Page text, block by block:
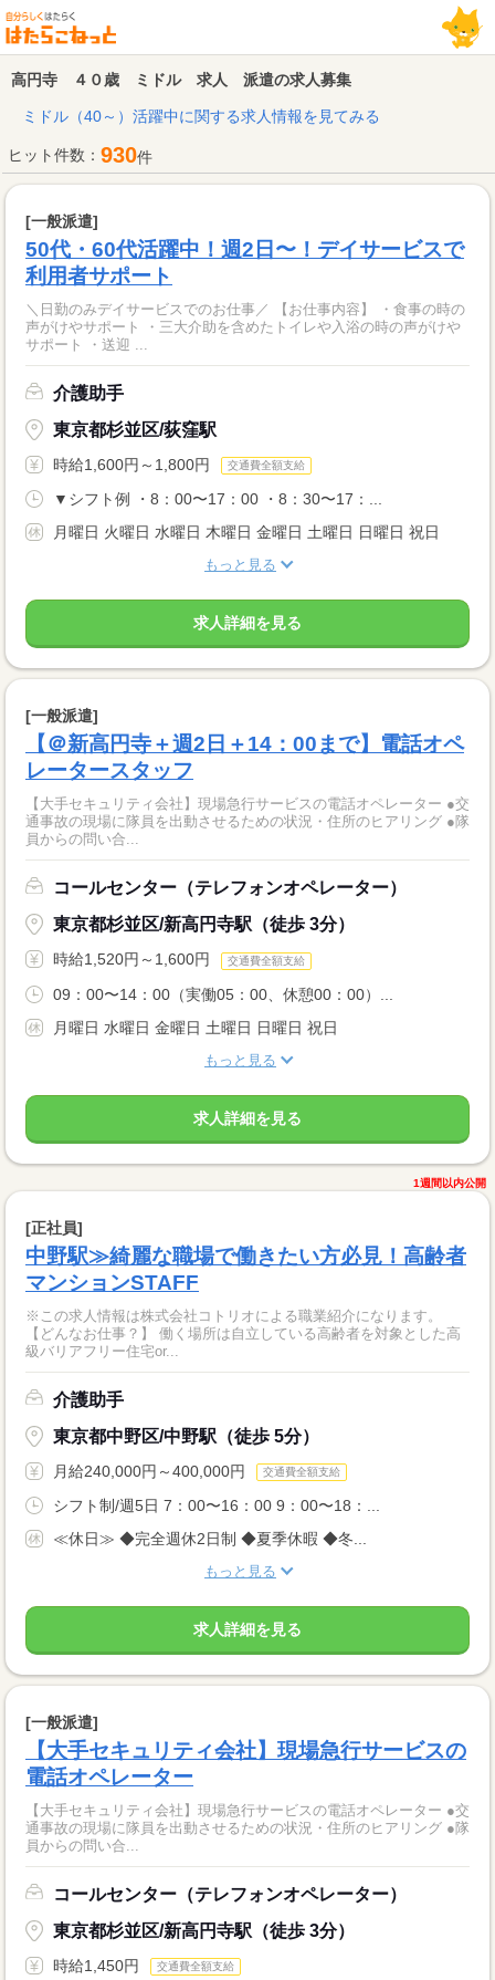
高円寺 ４０歳 ミドル 求人 派遣の求人募集
ミドル（40～）活躍中に関する求人情報を見てみる
ヒット件数： 930件
[一般派遣]
50代・60代活躍中！週2日〜！デイサービスで
利用者サポート
＼日勤のみデイサービスでのお仕事／ 【お仕事内容】 ・食事の時の
声がけやサポート ・三大介助を含めたトイレや入浴の時の声がけや
サポート ・送迎 ...
介護助手
東京都杉並区/荻窪駅
時給1,600円～1,800円 交通費全額支給
▼シフト例 ・8：00〜17：00 ・8：30〜17：...
月曜日 火曜日 水曜日 木曜日 金曜日 土曜日 日曜日 祝日
もっと見る
求人詳細を見る
[一般派遣]
【＠新高円寺＋週2日＋14：00まで】電話オペ
レータースタッフ
【大手セキュリティ会社】現場急行サービスの電話オペレーター ●交
通事故の現場に隊員を出動させるための状況・住所のヒアリング ●隊
員からの問い合...
コールセンター（テレフォンオペレーター）
東京都杉並区/新高円寺駅（徒歩 3分）
時給1,520円～1,600円 交通費全額支給
09：00〜14：00（実働05：00、休憩00：00）...
月曜日 水曜日 金曜日 土曜日 日曜日 祝日
もっと見る
求人詳細を見る
1週間以内公開
[正社員]
中野駅≫綺麗な職場で働きたい方必見！高齢者
マンションSTAFF
※この求人情報は株式会社コトリオによる職業紹介になります。
【どんなお仕事？】 働く場所は自立している高齢者を対象とした高
級バリアフリー住宅or...
介護助手
東京都中野区/中野駅（徒歩 5分）
月給240,000円～400,000円 交通費全額支給
シフト制/週5日 7：00〜16：00 9：00〜18：...
≪休日≫ ◆完全週休2日制 ◆夏季休暇 ◆冬...
もっと見る
求人詳細を見る
[一般派遣]
【大手セキュリティ会社】現場急行サービスの
電話オペレーター
【大手セキュリティ会社】現場急行サービスの電話オペレーター ●交
通事故の現場に隊員を出動させるための状況・住所のヒアリング ●隊
員からの問い合...
コールセンター（テレフォンオペレーター）
東京都杉並区/新高円寺駅（徒歩 3分）
時給1,450円 交通費全額支給